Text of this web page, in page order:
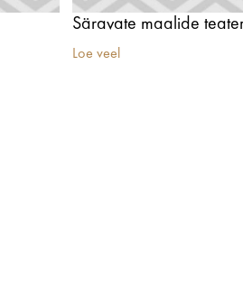
Säravate maalide
Loe veel